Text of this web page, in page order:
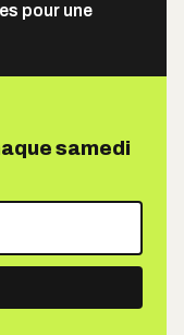
pour une
samedi